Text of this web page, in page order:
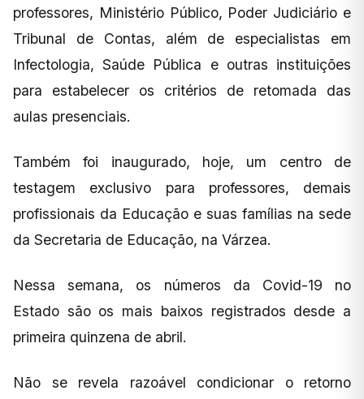
professores, Ministério Público, Poder Judiciário e
Tribunal de Contas, além de especialistas em
Infectologia, Saúde Pública e outras instituições
para estabelecer os critérios de retomada das
aulas presenciais.
Também foi inaugurado, hoje, um centro de
testagem exclusivo para professores, demais
profissionais da Educação e suas famílias na sede
da Secretaria de Educação, na Várzea.
Nessa semana, os números da Covid-19 no
Estado são os mais baixos registrados desde a
primeira quinzena de abril.
Não se revela razoável condicionar o retorno